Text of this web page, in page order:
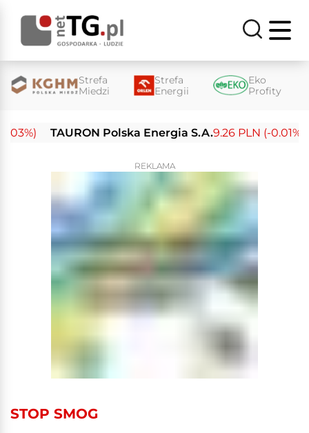
Strefa
Miedzi
Strefa
Energii
Eko
Profity
TAURON Polska Energia S.A.9.26 PLN (-0.01%)
REKLAMA
STOP SMOG